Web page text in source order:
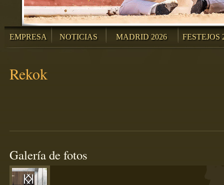
EMPRESA NOTICIAS MADRID 2026 FESTEJOS
Rekok
Galería de fotos